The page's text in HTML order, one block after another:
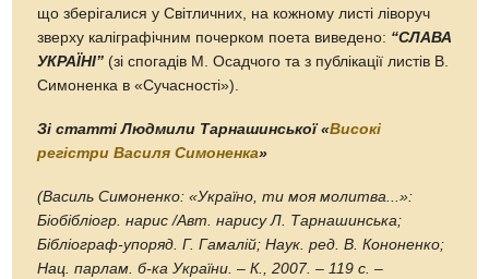
що зберігалися у Світличних, на кожному листі ліворуч
зверху каліграфічним почерком поета виведено: “СЛАВА
УКРАЇНІ” (зі спогадів М. Осадчого та з публікації листів В.
Симоненка в «Сучасності»).
Зі статті Людмили Тарнашинської «Високі
регістри Василя Симоненка»
(Василь Симоненко: «Україно, ти моя молитва...»:
Біобібліогр. нарис /Авт. нарису Л. Тарнашинська;
Бібліограф-упоряд. Г. Гамалій; Наук. ред. В. Кононенко;
Нац. парлам. б-ка України. – К., 2007. – 119 с. –